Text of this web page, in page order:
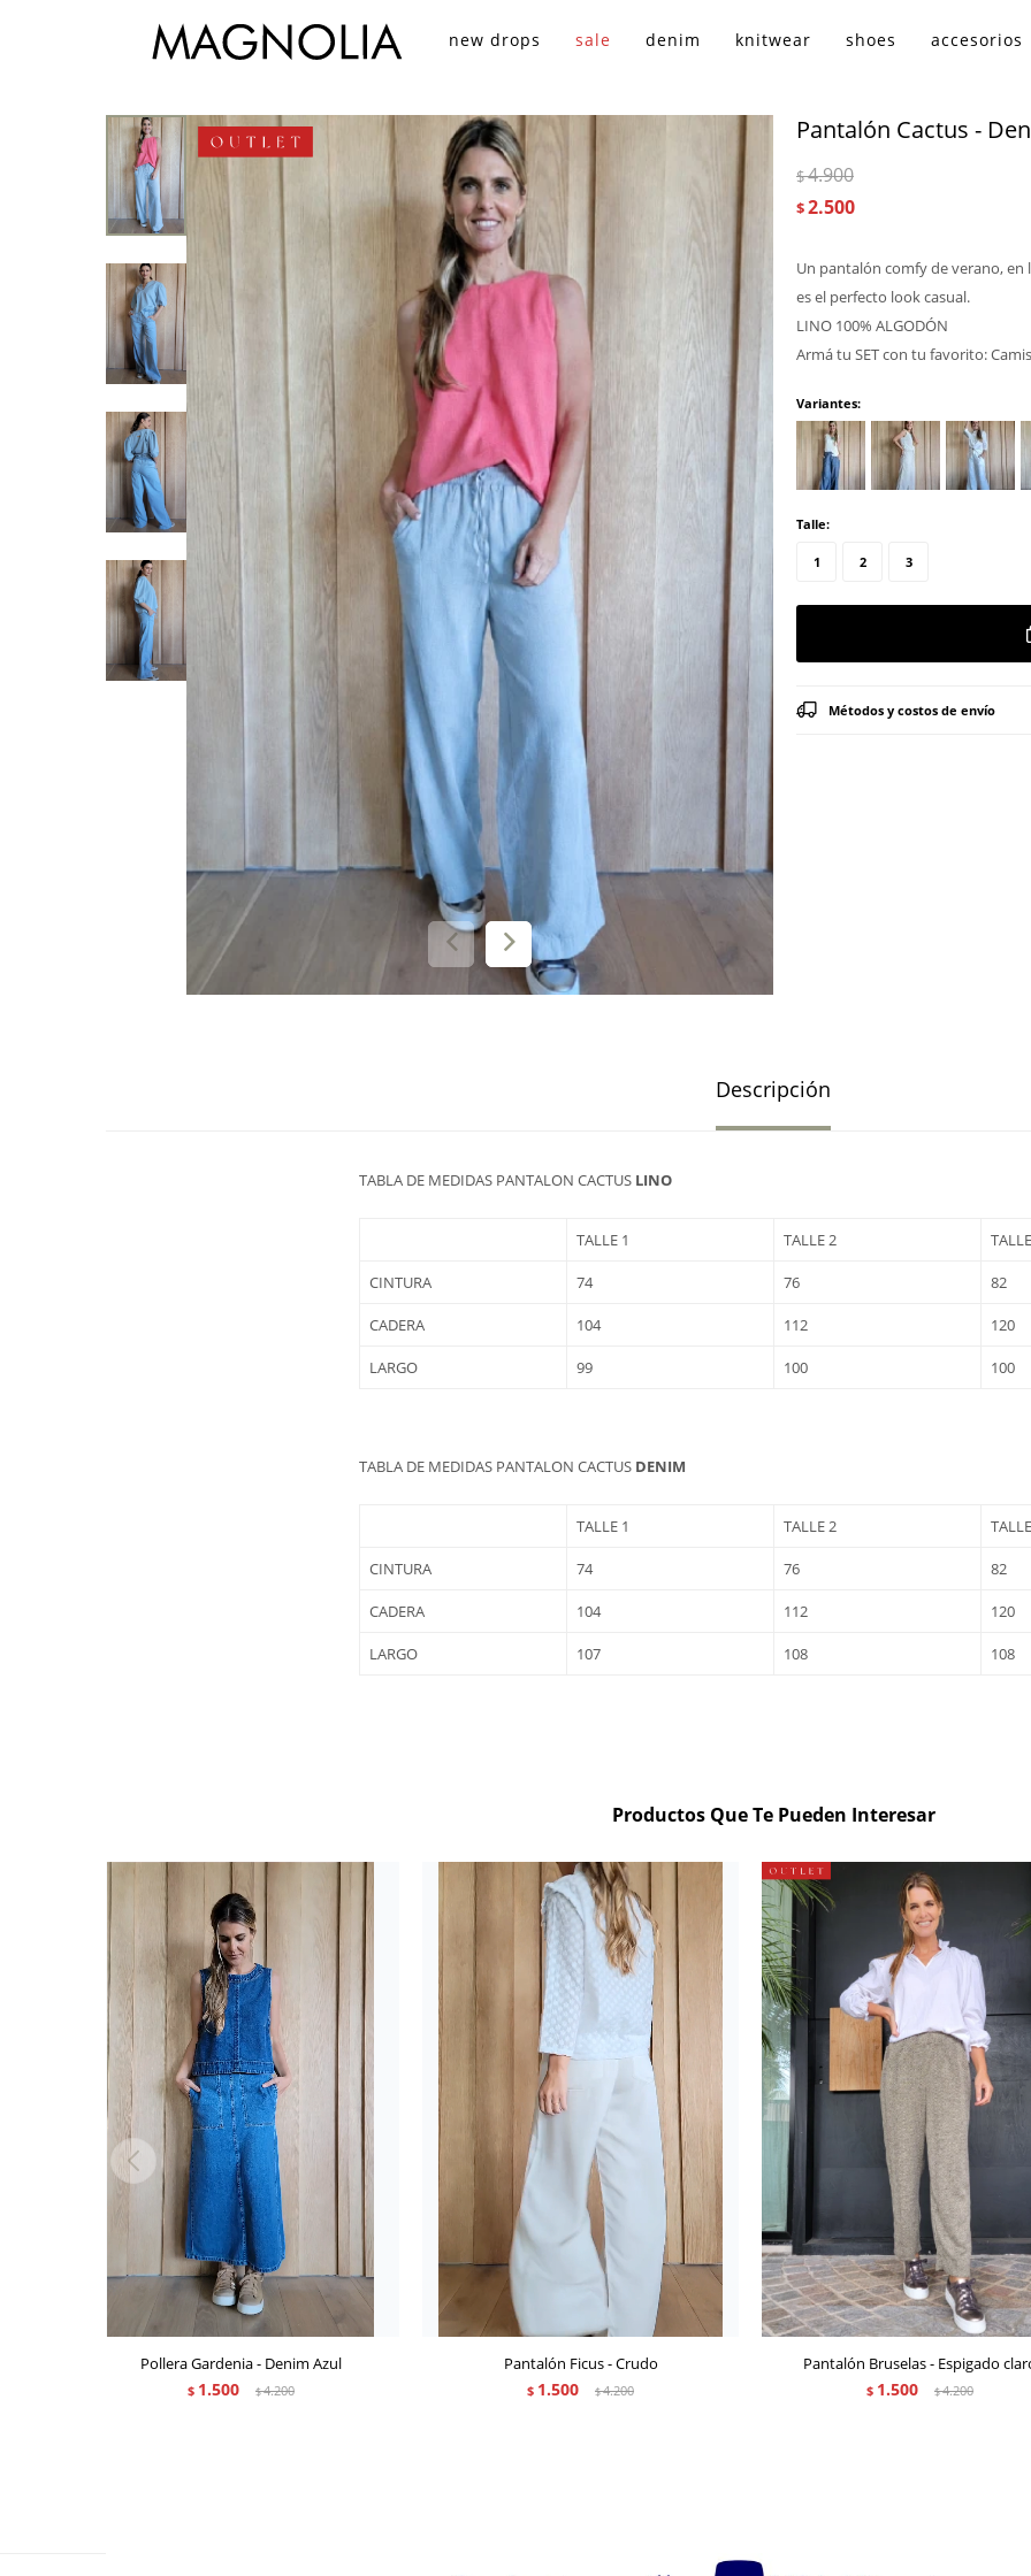
new drops sale denim knitwear shoes accesorios
Pantalón Cactus -
$2.500
$4.900
Un pantalón comfy de verano, en
es el perfecto look casual.
LINO 100% ALGODÓN
Armá tu SET con tu favorito:
Variantes:
Talle:
1 2 3
Métodos y costos de envío
Descripción
TABLA DE MEDIDAS PANTALON CACTUS LINO
TALLE 1 TALLE 2
CINTURA 74 76 82
CADERA 104 112 120
LARGO 99 100 100
TABLA DE MEDIDAS PANTALON CACTUS DENIM
TALLE 1 TALLE 2
CINTURA 74 76 82
CADERA 104 112 120
LARGO 107 108 108
Productos Que Te Pueden Interesar
Pollera Gardenia - Denim Azul
$ 1.500 $4.200
Pantalón Ficus - Crudo
$ 1.500 $4.200
Pantalón Bruselas - Espigado
$ 1.500 $4.200